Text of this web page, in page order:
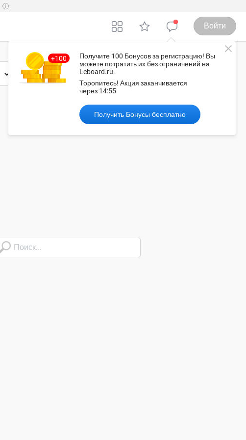
i
Войти
Получите 100 Бонусовза регистрацию! Вы
можете потратить их без ограничений на
Leboard.ru.
Торопитесь! Акция заканчивается
через 14:55
Получить Бонусы бесплатно
Россия